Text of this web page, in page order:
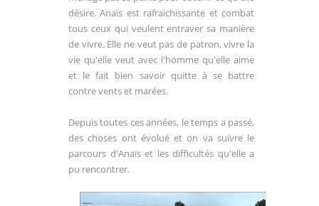
désire. Anaïs est rafraichissante et combat
tous ceux qui veulent entraver sa manière
de vivre. Elle ne veut pas de patron, vivre la
vie qu'elle veut avec l'homme qu'elle aime
et le fait bien savoir quitte à se battre
contre vents et marées.
Depuis toutes ces années, le temps a passé,
des choses ont évolué et on va suivre le
parcours d'Anaïs et les difficultés qu'elle a
pu rencontrer.